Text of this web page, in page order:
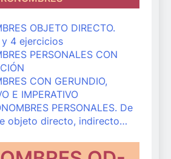
OBJETO DIRECTO.
4 ejercicios
PERSONALES CON
CON GERUNDIO,
E IMPERATIVO
PERSONALES. De
objeto directo, indirecto…